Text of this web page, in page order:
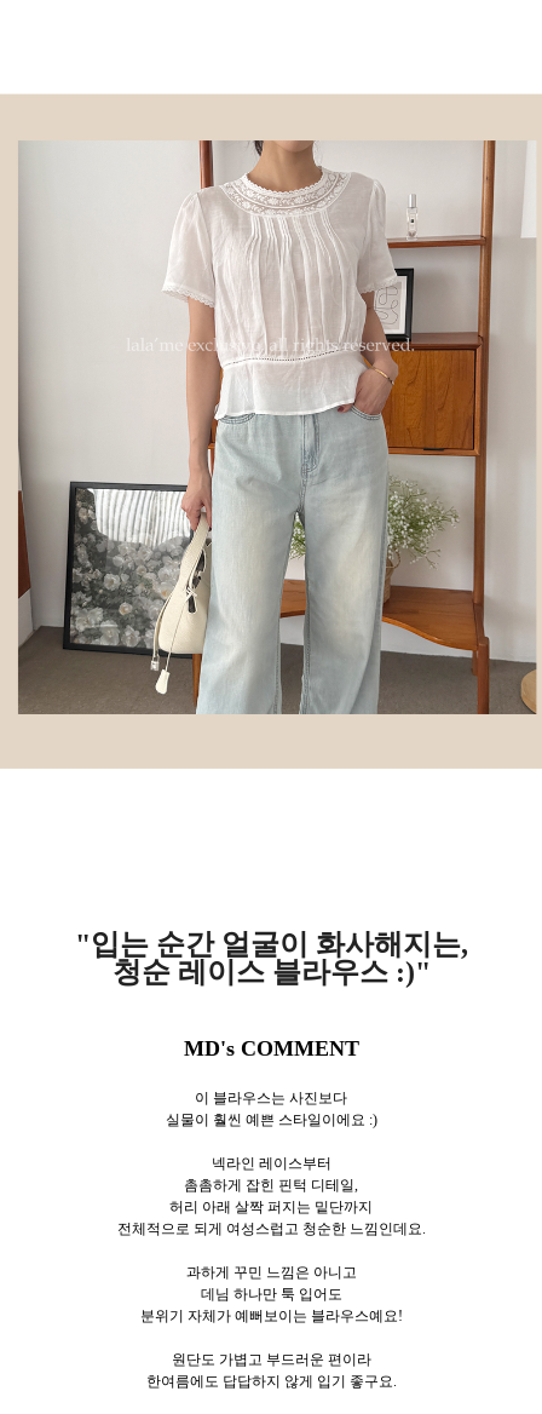
"입는 순간 얼굴이 화사해지는,
청순 레이스 블라우스 :)"
MD's COMMENT
이 블라우스는 사진보다
실물이 훨씬 예쁜 스타일이에요 :)
넥라인 레이스부터
촘촘하게 잡힌 핀턱 디테일,
허리 아래 살짝 퍼지는 밑단까지
전체적으로 되게 여성스럽고 청순한 느낌인데요.
과하게 꾸민 느낌은 아니고
데님 하나만 툭 입어도
분위기 자체가 예뻐보이는 블라우스예요!
원단도 가볍고 부드러운 편이라
한여름에도 답답하지 않게 입기 좋구요.